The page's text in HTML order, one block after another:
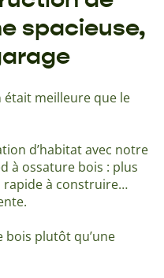
spacieuse,
était meilleure que le
d’habitat avec notre
à ossature bois : plus
rapide à construire…
bois plutôt qu’une